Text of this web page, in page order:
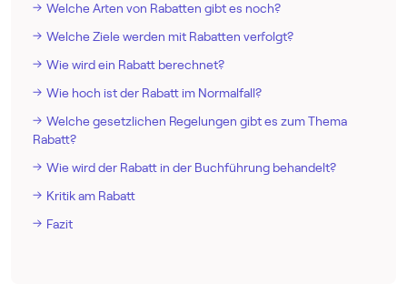
Welche Arten von Rabatten gibt es noch?
Welche Ziele werden mit Rabatten verfolgt?
Wie wird ein Rabatt berechnet?
Wie hoch ist der Rabatt im Normalfall?
Welche gesetzlichen Regelungen gibt es zum Thema
Rabatt?
Wie wird der Rabatt in der Buchführung behandelt?
Kritik am Rabatt
Fazit